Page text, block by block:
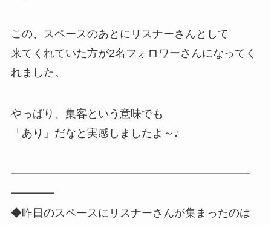
この、スペースのあとにリスナーさんとして
来てくれていた方が2名フォロワーさんになってく
れました。
やっぱり、集客という意味でも
「あり」だなと実感しましたよ～♪
━━━━━━━━━━━━━━━━━━━━━━
━━━━
◆昨日のスペースにリスナーさんが集まったのは